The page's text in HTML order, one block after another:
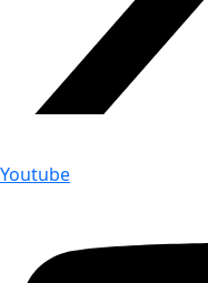
Youtube